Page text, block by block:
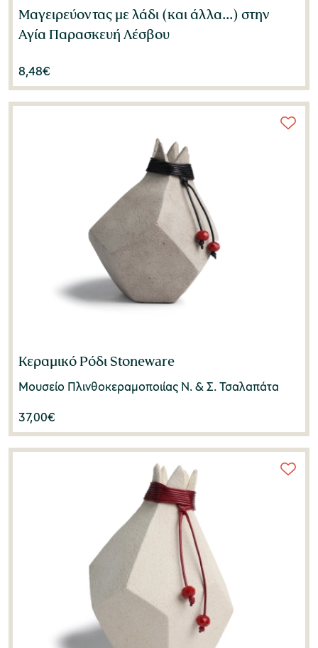
Μαγειρεύοντας με λάδι (και άλλα...) στην
Αγία Παρασκευή Λέσβου
8,48€
Κεραμικό Ρόδι Stoneware
Μουσείο Πλινθοκεραμοποιίας N. & Σ. Τσαλαπάτα
37,00€